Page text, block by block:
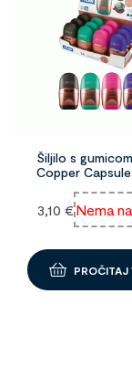
Šiljilo s
Copper Capsule
3,10 €Nema
PROČITAJ